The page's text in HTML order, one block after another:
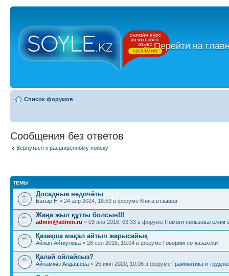
←Перейти на
Список форумов
Сообщения без ответов
Вернуться к расширенному поиску
ТЕМЫ
Досадные недочёты
Батыр Н » 24 апр 2024, 18:53 в форуме Книга отзывов
Жаңа жыл құтты болсын!!!
admin@admin.ru » 03 янв 2018, 03:33 в форуме Помоги пользователям
Қазақша мақал айтып жарысайық
Айжан Айткулова » 28 сен 2016, 10:04 в форуме Говорим по-казахски
Қалай ойлайсыз?
Айнамкөз Алдашева » 25 июн 2020, 10:06 в форуме Грамматика и